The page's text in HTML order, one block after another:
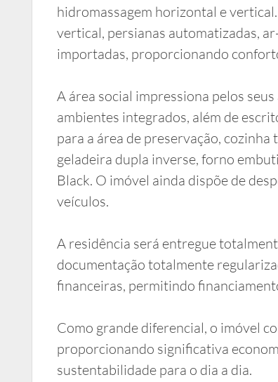
hidromassagem horizontal e
vertical, persianas automatizadas,
importadas, proporcionando
A área social impressiona pelos
ambientes integrados, além de
para a área de preservação,
geladeira dupla inverse, forno
Black. O imóvel ainda dispõe de
veículos.
A residência será entregue
documentação totalmente
financeiras, permitindo
Como grande diferencial, o imóvel
proporcionando significativa
sustentabilidade para o dia a dia.